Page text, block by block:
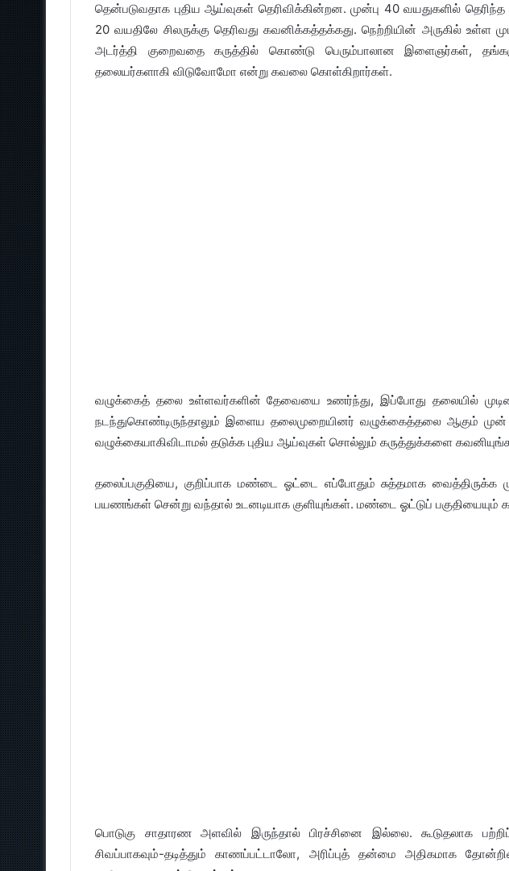
தென்படுவதாக புதிய ஆய்வுகள் தெரிவிக்கின்றன. முன்பு 40 வயதுகளில்
20 வயதிலே சிலருக்கு தெரிவது கவனிக்கத்தக்கது. நெற்றியின் அருகில் உள்ள
அடர்த்தி குறைவதை கருத்தில் கொண்டு பெரும்பாலான இளைஞர்கள்,
தலையர்களாகி விடுவோமோ என்று கவலை கொள்கிறார்கள்.
வழுக்கைத் தலை உள்ளவர்களின் தேவையை உணர்ந்து, இப்போது தலையில்
நடந்துகொண்டிருந்தாலும் இளைய தலைமுறையினர் வழுக்கைத்தலை ஆகும் முன்
வழுக்கையாகிவிடாமல் தடுக்க புதிய ஆய்வுகள் சொல்லும் கருத்துக்களை
தலைப்பகுதியை, குறிப்பாக மண்டை ஓட்டை எப்போதும் சுத்தமாக வைத்திருக்க
பயணங்கள் சென்று வந்தால் உடனடியாக குளியுங்கள். மண்டை ஓட்டுப் பகுதியையும்
பொடுகு சாதாரண அளவில் இருந்தால் பிரச்சினை இல்லை. கூடுதலாக
சிவப்பாகவும்-தடித்தும் காணப்பட்டாலோ, அரிப்புத் தன்மை அதிகமாக